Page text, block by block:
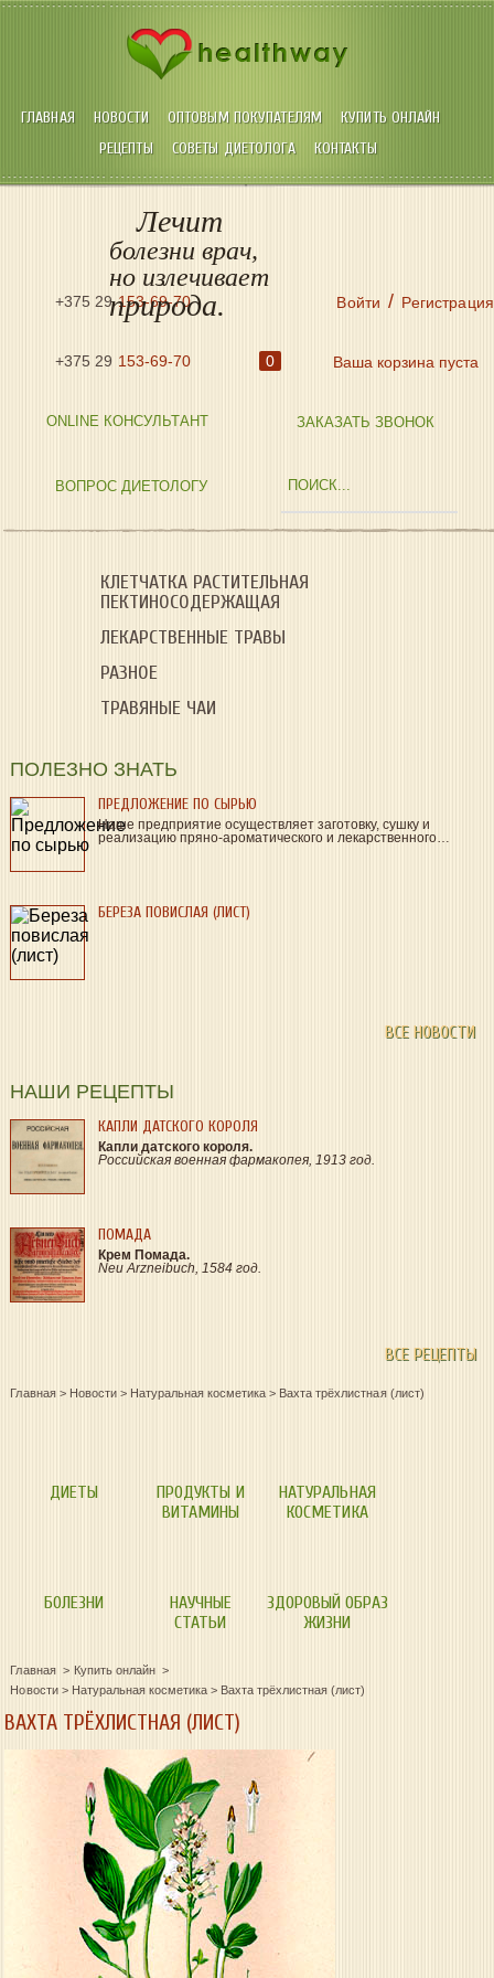
ГЛАВНАЯ НОВОСТИ ОПТОВЫМ ПОКУПАТЕЛЯМ
КУПИТЬ ОНЛАЙН
РЕЦЕПТЫ
СОВЕТЫ ДИЕТОЛОГА КОНТАКТЫ
+375 29 153-69-70
+375 29 153-69-70
Лечит
болезни врач,
но излечивает
природа. Войти / Регистрация
0 Ваша корзина пуста
ЗАКАЗАТЬ ЗВОНОК
ВОПРОС ДИЕТОЛОГУ
ONLINE КОНСУЛЬТАНТ
КЛЕТЧАТКА РАСТИТЕЛЬНАЯ
ПЕКТИНОСОДЕРЖАЩАЯ
ЛЕКАРСТВЕННЫЕ ТРАВЫ
РАЗНОЕ
ТРАВЯНЫЕ ЧАИ
ПОЛЕЗНО ЗНАТЬ
ПРЕДЛОЖЕНИЕ ПО СЫРЬЮ
Наше предприятие осуществляет заготовку, сушку и
реализацию пряно-ароматического и лекарственного…
БЕРЕЗА ПОВИСЛАЯ (ЛИСТ)
ВСЕ НОВОСТИ
НАШИ РЕЦЕПТЫ
КАПЛИ ДАТСКОГО КОРОЛЯ
Капли датского короля.
Российская военная фармакопея, 1913 год.
ПОМАДА
Крем Помада.
Neu Arzneibuch, 1584 год.
ВСЕ РЕЦЕПТЫ
Главная > Новости > Натуральная косметика> Вахта трёхлистная (лист)
ДИЕТЫ
ПРОДУКТЫ И
ВИТАМИНЫ
НАТУРАЛЬНАЯ
КОСМЕТИКА
БОЛЕЗНИ
НАУЧНЫЕ
СТАТЬИ
ЗДОРОВЫЙ ОБРАЗ
ЖИЗНИ
Главная
Купить онлайн
Новости > Натуральная косметика> Вахта трёхлистная (лист)
ВАХТА ТРЁХЛИСТНАЯ (ЛИСТ)